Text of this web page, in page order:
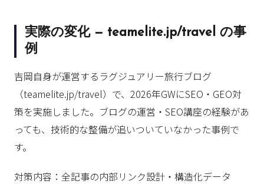
実際の変化 — teamelite.jp/travel の事
例
吉岡自身が運営するラグジュアリー旅行ブログ
（teamelite.jp/travel）で、2026年GWにSEO・GEO対
策を実施しました。ブログの運営・SEO講座の経験があ
っても、技術的な整備が追いついていなかった事例で
す。
対策内容：全記事の内部リンク設計・構造化データ